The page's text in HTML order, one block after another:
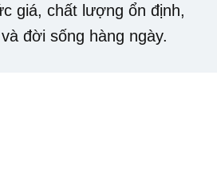
giá, chất lượng ổn định,
đời sống hàng ngày.